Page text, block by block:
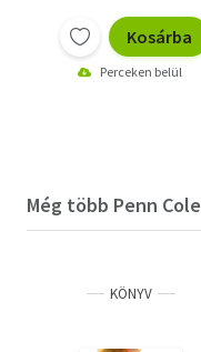
Kosárba
Perceken belül
Még több Penn Cole
KÖNYV